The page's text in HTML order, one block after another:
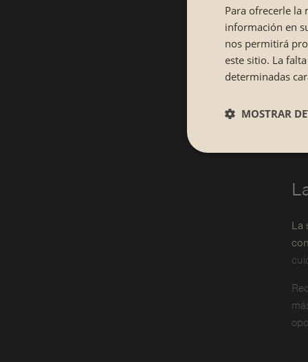
La
Para ofrecerle la
información en
nos permitirá
este sitio. La
determinadas
MOSTRAR